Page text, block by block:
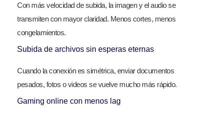
Con más velocidad de subida, la imagen y el audio se
transmiten con mayor claridad. Menos cortes, menos
congelamientos.
Subida de archivos sin esperas eternas
Cuando la conexión es simétrica, enviar documentos
pesados, fotos o videos se vuelve mucho más rápido.
Gaming online con menos lag